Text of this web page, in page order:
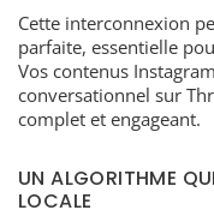
Cette interconnexion
parfaite, essentielle
Vos contenus
conversationnel sur
complet et engageant.
UN ALGORITHME
LOCALE